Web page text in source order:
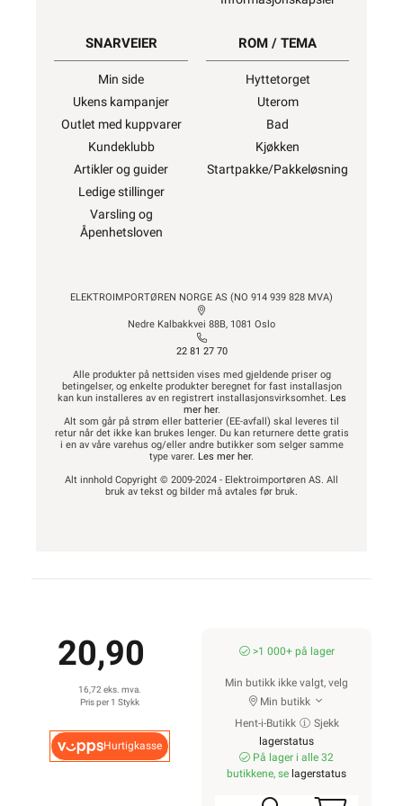
SNARVEIER
Min side
Ukens kampanjer
Outlet med kuppvarer
Kundeklubb
Artikler og guider
Ledige stillinger
Varsling og
Åpenhetsloven
ROM / TEMA
Hyttetorget
Uterom
Bad
Kjøkken
Startpakke/Pakkeløsning
ELEKTROIMPORTØREN NORGE AS (NO 914 939 828 MVA)
Nedre Kalbakkvei 88B, 1081 Oslo
22 81 27 70
Alle produkter på nettsiden vises med gjeldende priser og
betingelser, og enkelte produkter beregnet for fast installasjon
kan kun installeres av en registrert installasjonsvirksomhet. Les
mer her.
Alt som går på strøm eller batterier (EE-avfall) skal leveres til
retur når det ikke kan brukes lenger. Du kan returnere dette gratis
i en av våre varehus og/eller andre butikker som selger samme
type varer. Les mer her.
Alt innhold Copyright © 2009-2024 - Elektroimportøren AS. All
bruk av tekst og bilder må avtales før bruk.
20,90
16,72 eks. mva.
Pris per 1 Stykk
Hurtigkasse
>1 000+ på lager
Min butikk ikke valgt, velg
Min butikk
Hent-i-Butikk
Sjekk
lagerstatus
På lager i alle 32
butikkene, se lagerstatus